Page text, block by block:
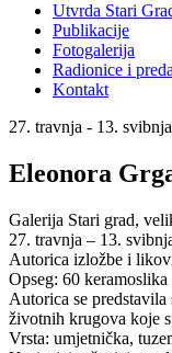
Utvrda Stari
Publikacije
Fotogalerija
Radionice i
Kontakt
27. travnja - 13.
Eleonora
Galerija Stari grad,
27. travnja – 13.
Autorica izložbe i
Opseg: 60 keramoslika
Autorica se predstavila
životnih krugova koje
Vrsta: umjetnička,